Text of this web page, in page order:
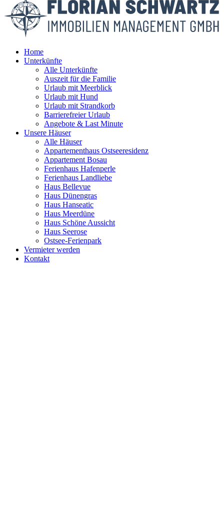
Home
Unterkünfte
Alle Unterkünfte
Auszeit für die Familie
Urlaub mit Meerblick
Urlaub mit Hund
Urlaub mit Strandkorb
Barrierefreier Urlaub
Angebote & Last Minute
Unsere Häuser
Alle Häuser
Appartementhaus Ostseeresidenz
Appartement Bosau
Ferienhaus Hafenperle
Ferienhaus Landliebe
Haus Bellevue
Haus Dünengras
Haus Hanseatic
Haus Meerdüne
Haus Schöne Aussicht
Haus Seerose
Ostsee-Ferienpark
Vermieter werden
Kontakt